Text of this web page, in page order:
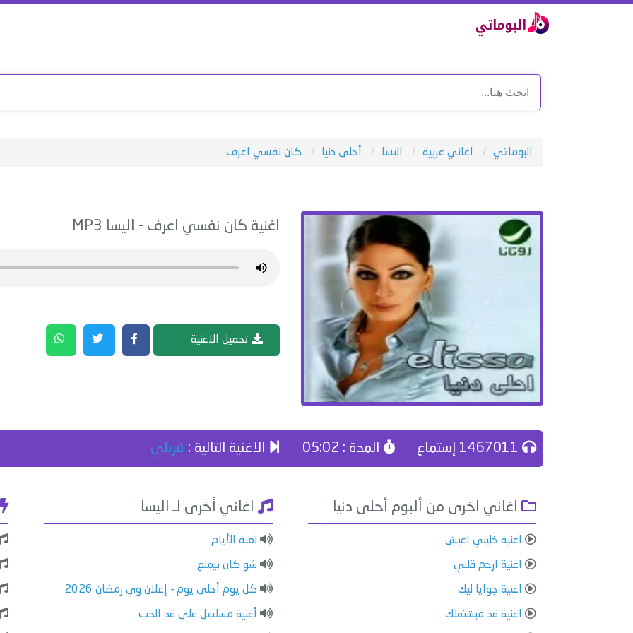
البوماتي اغاني عربية اليسا أحلى دنيا كان نفسي اعرف
اغنية كان نفسي اعرف - اليسا
تحميل الاغنية
المدة : 05:02 الاغنية التالية : قربلي
اغاني اخرى من ألبوم أحلى دنيا
اغنية خليني اعيش
اغنية ارحم قلبي
اغنية جوايا ليك
اغنية قد مبشتقلك
اغاني أخرى لـ اليسا
لعبة الأيام
شو كان بيمنع
كل يوم أحلي يوم - إعلان وي رمضان 2026
أغنية مسلسل على قد الحب